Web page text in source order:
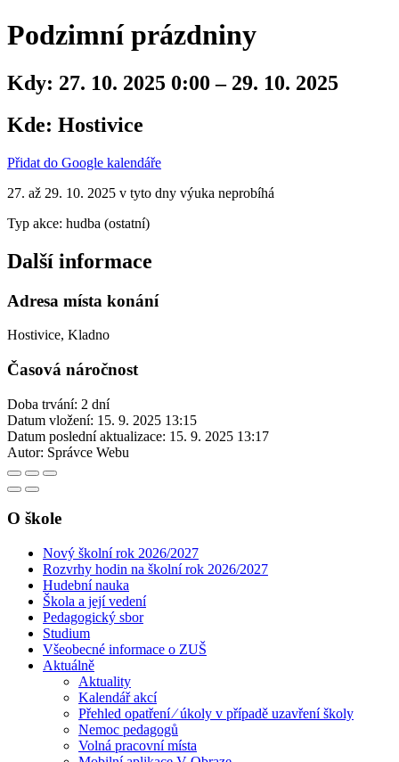
Podzimní prázdniny
Kdy: 27. 10. 2025 0:00 – 29. 10. 2025
Kde: Hostivice
Přidat do Google kalendáře
27. až 29. 10. 2025 v tyto dny výuka neprobíhá
Typ akce: hudba (ostatní)
Další informace
Adresa místa konání
Hostivice, Kladno
Časová náročnost
Doba trvání: 2 dní
Datum vložení: 15. 9. 2025 13:15
Datum poslední aktualizace: 15. 9. 2025 13:17
Autor: Správce Webu
O škole
Nový školní rok 2026/2027
Rozvrhy hodin na školní rok 2026/2027
Hudební nauka
Škola a její vedení
Pedagogický sbor
Studium
Všeobecné informace o ZUŠ
Aktuálně
Aktuality
Kalendář akcí
Přehled opatření ⁄ úkoly v případě uzavření školy
Nemoc pedagogů
Volná pracovní místa